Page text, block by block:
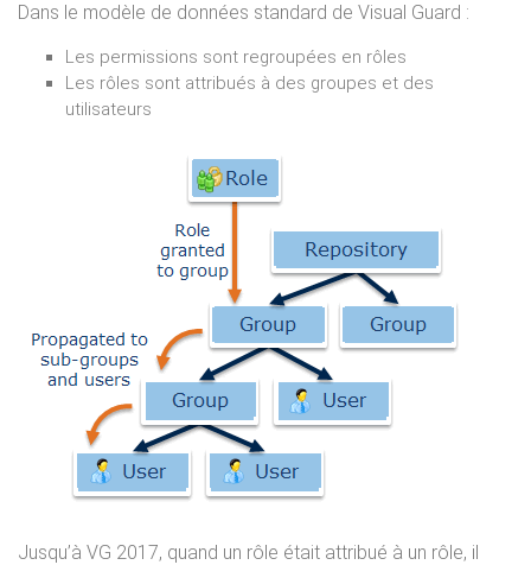
Dans le modèle de données standard de Visual Guard :
Les permissions sont regroupées en rôles
Les rôles sont attribués à des groupes et des
utilisateurs
Jusqu’à VG 2017, quand un rôle était attribué à un rôle, il